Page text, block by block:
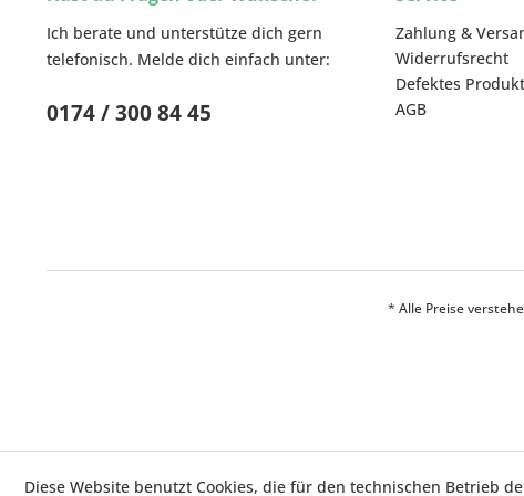
Ich berate und unterstütze dich gern
telefonisch. Melde dich einfach unter:
0174 / 300 84 45
Zahlung &
Widerrufsrecht
Defektes Produkt
AGB
* Alle Preise
Diese Website benutzt Cookies, die für den technischen Betrieb